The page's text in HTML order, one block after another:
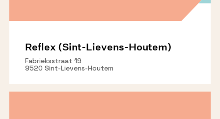
Reflex (Sint-Lievens-Houtem)
Fabrieksstraat 19
9520 Sint-Lievens-Houtem